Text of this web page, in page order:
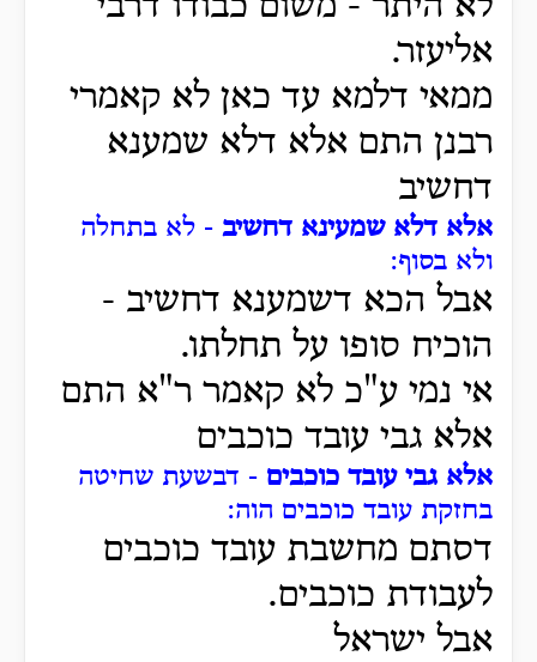
אליעזר.
ממאי דלמא עד כאן לא קאמרי
רבנן התם אלא דלא שמענא
דחשיב
אלא דלא שמעינא דחשיב - לא בתחלה
ולא בסוף:
אבל הכא דשמענא דחשיב -
הוכיח סופו על תחלתו.
אי נמי ע"כ לא קאמר ר"א התם
אלא גבי עובד כוכבים
אלא גבי עובד כוכבים - דבשעת שחיטה
בחזקת עובד כוכבים הוה:
דסתם מחשבת עובד כוכבים
לעבודת כוכבים.
אבל ישראל